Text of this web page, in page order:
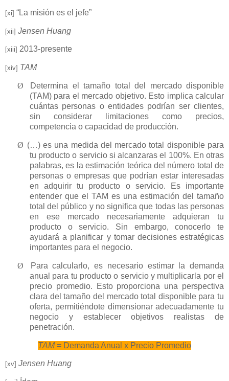
[xi] “La misión es el jefe”
[xii] Jensen Huang
[xiii] 2013-presente
[xiv] TAM
Ø
Determina el tamaño total del mercado disponible
(TAM) para el mercado objetivo. Esto implica calcular
cuántas personas o entidades podrían ser clientes,
sin considerar limitaciones como precios,
competencia o capacidad de producción.
Ø (…) es una medida del mercado total disponible para
tu producto o servicio si alcanzaras el 100%. En otras
palabras, es la estimación teórica del número total de
personas o empresas que podrían estar interesadas
en adquirir tu producto o servicio. Es importante
entender que el TAM es una estimación del tamaño
total del público y no significa que todas las personas
en ese mercado necesariamente adquieran tu
producto o servicio. Sin embargo, conocerlo te
ayudará a planificar y tomar decisiones estratégicas
importantes para el negocio.
Ø
Para calcularlo, es necesario estimar la demanda
anual para tu producto o servicio y multiplicarla por el
precio promedio. Esto proporciona una perspectiva
clara del tamaño del mercado total disponible para tu
oferta, permitiéndote dimensionar adecuadamente tu
negocio y establecer objetivos realistas de
penetración.
TAM= Demanda Anual x Precio Promedio
[xv] Jensen Huang